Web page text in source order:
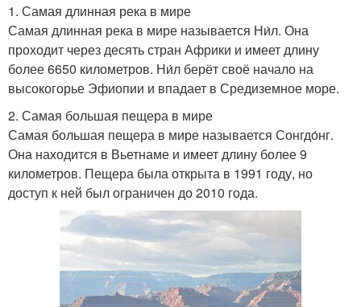
1. Самая длинная река в мире
Самая длинная река в мире называется Ни́л. Она
проходит через десять стран Африки и имеет длину
более 6650 километров. Ни́л берёт своё начало на
высокогорье Эфиопии и впадает в Средиземное море.
2. Самая большая пещера в мире
Самая большая пещера в мире называется Сонгдо́нг.
Она находится в Вьетнаме и имеет длину более 9
километров. Пещера была открыта в 1991 году, но
доступ к ней был ограничен до 2010 года.